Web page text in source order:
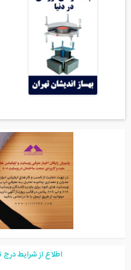
اطلاع از شرایط درج